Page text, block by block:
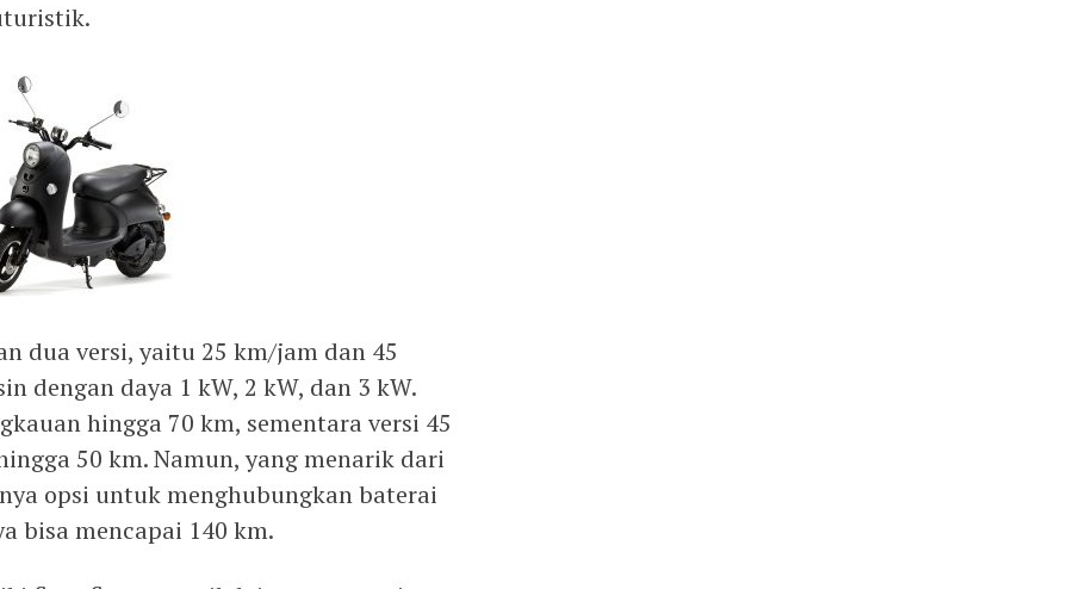
dua versi, yaitu 25 km/jam dan 45
dengan daya 1 kW, 2 kW, dan 3 kW.
hingga 70 km, sementara versi 45
50 km. Namun, yang menarik dari
opsi untuk menghubungkan baterai
bisa mencapai 140 km.